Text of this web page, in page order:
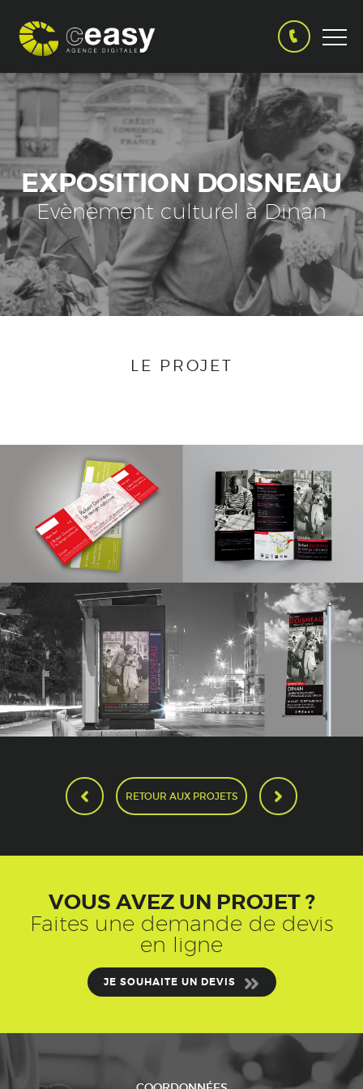
EXPOSITION DOISNEAU
Evènement culturel à Dinan
LE PROJET
RETOUR AUX PROJETS
VOUS AVEZ UN PROJET ?
Faites une demande de devis
en ligne
JE SOUHAITE UN DEVIS